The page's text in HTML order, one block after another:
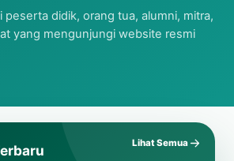
peserta didik, orang tua, alumni, mitra,
yang mengunjungi website resmi
Lihat Semua